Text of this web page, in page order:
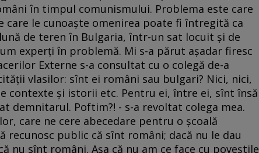
în timpul comunismului. Problema este care
le cunoaşte omenirea poate fi întregită ca
de teren în Bulgaria, într-un sat locuit şi de
experţi în problemă. Mi s-a părut aşadar firesc
Externe s-a consultat cu o colegă de-a
vlasilor: sînt ei români sau bulgari? Nici, nici,
contexte şi istorii etc. Pentru ei, între ei, sînt însă
demnitarul. Poftim?! - s-a revoltat colega mea.
care ne cere abecedare pentru o şcoală
recunosc public că sînt români; dacă nu le dau
nu sînt români. Aşa că nu am ce face cu poveştile